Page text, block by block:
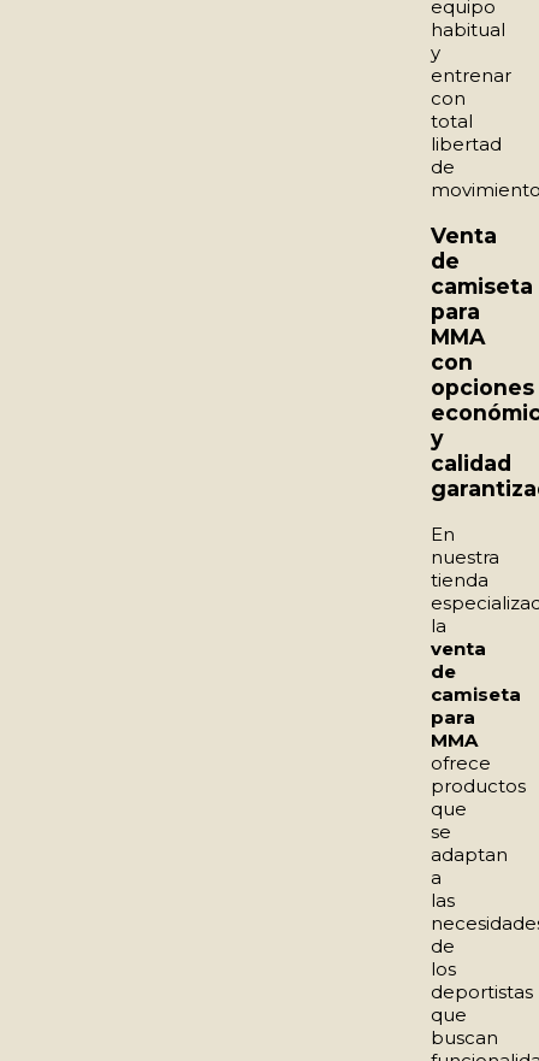
equipo
habitual
y
entrenar
con
total
libertad
de
Venta
de
camiseta
para
MMA
con
opciones
y
calidad
En
nuestra
tienda
la
venta
de
camiseta
para
MMA
ofrece
productos
que
se
adaptan
a
las
de
los
deportistas
que
buscan